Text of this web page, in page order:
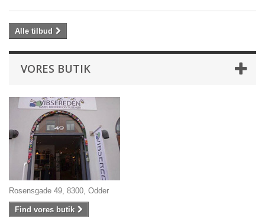
Alle tilbud
VORES BUTIK
Rosensgade 49, 8300, Odder
Find vores butik